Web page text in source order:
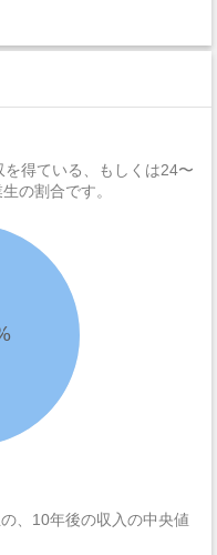
得ている、もしくは24〜
の割合です。
、10年後の収入の中央値